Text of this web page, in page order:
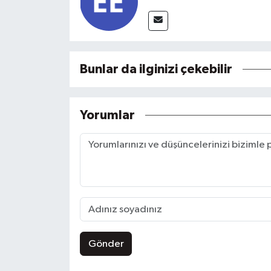
Bunlar da ilginizi çekebilir
Yorumlar
Gönder